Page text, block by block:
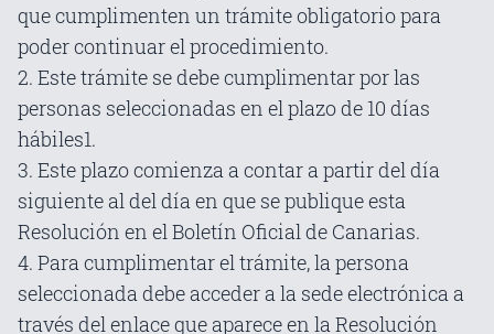
que cumplimenten un trámite obligatorio para
poder continuar el procedimiento.
2. Este trámite se debe cumplimentar por las
personas seleccionadas en el plazo de 10 días
hábiles1.
3. Este plazo comienza a contar a partir del día
siguiente al del día en que se publique esta
Resolución en el Boletín Oficial de Canarias.
4. Para cumplimentar el trámite, la persona
seleccionada debe acceder a la sede electrónica a
través del enlace que aparece en la Resolución